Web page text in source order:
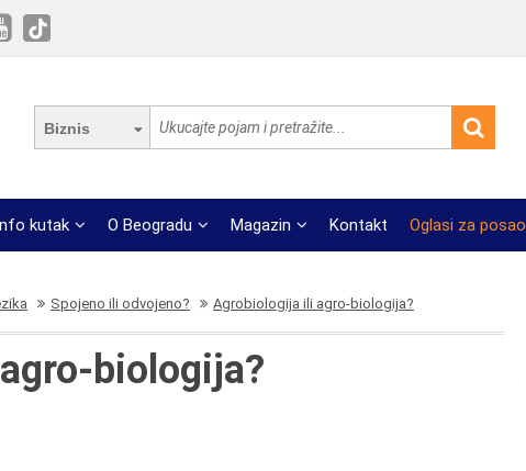
Biznis
kutak O Beogradu Magazin Kontakt Oglasi za posao
Spojeno ili odvojeno? Agrobiologija ili agro-biologija?
biologija?